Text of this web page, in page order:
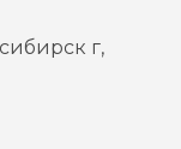
г,